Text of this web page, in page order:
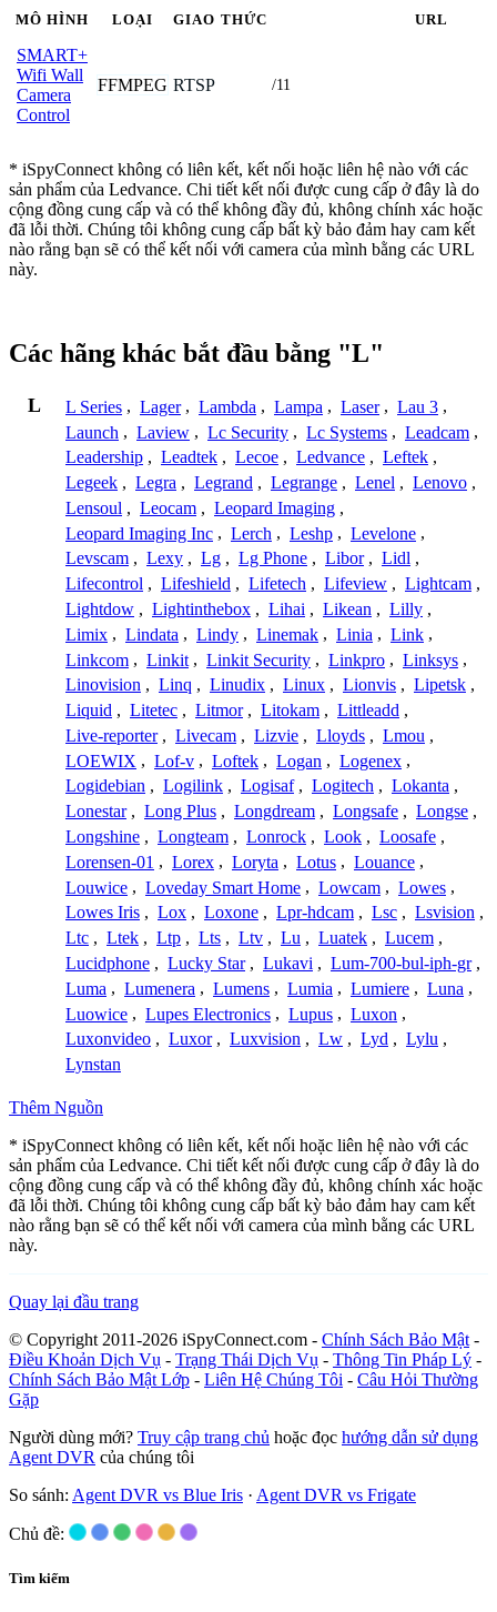
MÔ HÌNH LOẠI GIAO THỨC URL
SMART+
Wifi Wall
Camera
Control
FFMPEG RTSP /11
* iSpyConnect không có liên kết, kết nối hoặc liên hệ nào với các
sản phẩm của Ledvance. Chi tiết kết nối được cung cấp ở đây là do
cộng đồng cung cấp và có thể không đầy đủ, không chính xác hoặc
đã lỗi thời. Chúng tôi không cung cấp bất kỳ bảo đảm hay cam kết
nào rằng bạn sẽ có thể kết nối với camera của mình bằng các URL
này.
Các hãng khác bắt đầu bằng "L"
L L Series , Lager , Lambda , Lampa , Laser , Lau 3 ,
Launch , Laview , Lc Security , Lc Systems , Leadcam ,
Leadership , Leadtek , Lecoe , Ledvance , Leftek ,
Legeek , Legra , Legrand , Legrange , Lenel , Lenovo ,
Lensoul , Leocam , Leopard Imaging ,
Leopard Imaging Inc , Lerch , Leshp , Levelone ,
Levscam , Lexy , Lg , Lg Phone , Libor , Lidl ,
Lifecontrol , Lifeshield , Lifetech , Lifeview , Lightcam ,
Lightdow , Lightinthebox , Lihai , Likean , Lilly ,
Limix , Lindata , Lindy , Linemak , Linia , Link ,
Linkcom , Linkit , Linkit Security , Linkpro , Linksys ,
Linovision , Linq , Linudix , Linux , Lionvis , Lipetsk ,
Liquid , Litetec , Litmor , Litokam , Littleadd ,
Live-reporter , Livecam , Lizvie , Lloyds , Lmou ,
LOEWIX , Lof-v , Loftek , Logan , Logenex ,
Logidebian , Logilink , Logisaf , Logitech , Lokanta ,
Lonestar , Long Plus , Longdream , Longsafe , Longse ,
Longshine , Longteam , Lonrock , Look , Loosafe ,
Lorensen-01 , Lorex , Loryta , Lotus , Louance ,
Louwice , Loveday Smart Home , Lowcam , Lowes ,
Lowes Iris , Lox , Loxone , Lpr-hdcam , Lsc , Lsvision ,
Ltc , Ltek , Ltp , Lts , Ltv , Lu , Luatek , Lucem ,
Lucidphone , Lucky Star , Lukavi , Lum-700-bul-iph-gr ,
Luma , Lumenera , Lumens , Lumia , Lumiere , Luna ,
Luowice , Lupes Electronics , Lupus , Luxon ,
Luxonvideo , Luxor , Luxvision , Lw , Lyd , Lylu ,
Lynstan
Thêm Nguồn
* iSpyConnect không có liên kết, kết nối hoặc liên hệ nào với các
sản phẩm của Ledvance. Chi tiết kết nối được cung cấp ở đây là do
cộng đồng cung cấp và có thể không đầy đủ, không chính xác hoặc
đã lỗi thời. Chúng tôi không cung cấp bất kỳ bảo đảm hay cam kết
nào rằng bạn sẽ có thể kết nối với camera của mình bằng các URL
này.
Quay lại đầu trang
© Copyright 2011-2026 iSpyConnect.com - Chính Sách Bảo Mật -
Điều Khoản Dịch Vụ - Trạng Thái Dịch Vụ - Thông Tin Pháp Lý -
Chính Sách Bảo Mật Lớp - Liên Hệ Chúng Tôi - Câu Hỏi Thường
Gặp
Người dùng mới? Truy cập trang chủ hoặc đọc hướng dẫn sử dụng
Agent DVR của chúng tôi
So sánh: Agent DVR vs Blue Iris · Agent DVR vs Frigate
Chủ đề:
Tìm kiếm